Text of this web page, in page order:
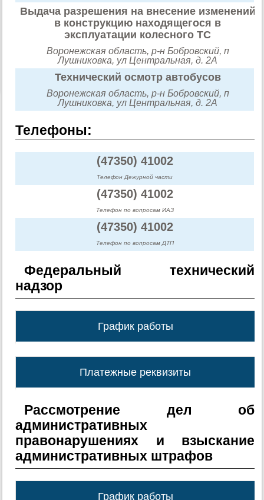
Выдача разрешения на внесение изменений
в конструкцию находящегося в
эксплуатации колесного ТС
Воронежская область, р-н Бобровский, п
Лушниковка, ул Центральная, д. 2А
Технический осмотр автобусов
Воронежская область, р-н Бобровский, п
Лушниковка, ул Центральная, д. 2А
Телефоны:
(47350) 41002
Телефон Дежурной части
(47350) 41002
Телефон по вопросам ИАЗ
(47350) 41002
Телефон по вопросам ДТП
Федеральный технический
надзор
График работы
Платежные реквизиты
Рассмотрение дел об
административных
правонарушениях и взыскание
административных штрафов
График работы